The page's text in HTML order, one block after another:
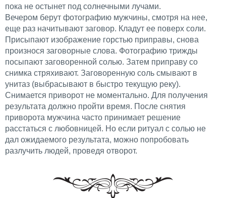
пока не остынет под солнечными лучами.
Вечером берут фотографию мужчины, смотря на нее,
еще раз начитывают заговор. Кладут ее поверх соли.
Присыпают изображение горстью приправы, снова
произнося заговорные слова. Фотографию трижды
посыпают заговоренной солью. Затем приправу со
снимка стряхивают. Заговоренную соль смывают в
унитаз (выбрасывают в быстро текущую реку).
Снимается приворот не моментально. Для получения
результата должно пройти время. После снятия
приворота мужчина часто принимает решение
расстаться с любовницей. Но если ритуал с солью не
дал ожидаемого результата, можно попробовать
разлучить людей, проведя отворот.